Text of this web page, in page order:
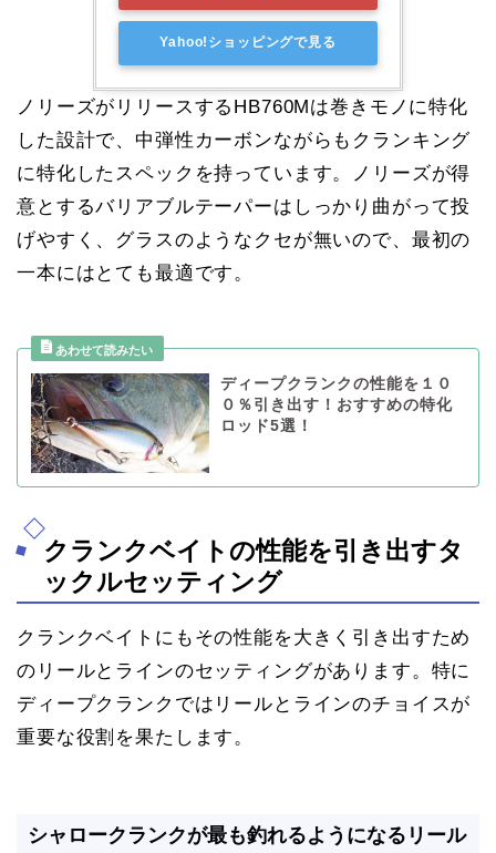
Yahoo!ショッピングで見る
ノリーズがリリースするHB760Mは巻きモノに特化
した設計で、中弾性カーボンながらもクランキング
に特化したスペックを持っています。ノリーズが得
意とするバリアブルテーパーはしっかり曲がって投
げやすく、グラスのようなクセが無いので、最初の
一本にはとても最適です。
ディープクランクの性能を１０
０％引き出す！おすすめの特化
ロッド5選！
クランクベイトの性能を引き出すタ
ックルセッティング
クランクベイトにもその性能を大きく引き出すため
のリールとラインのセッティングがあります。特に
ディープクランクではリールとラインのチョイスが
重要な役割を果たします。
シャロークランクが最も釣れるようになるリール